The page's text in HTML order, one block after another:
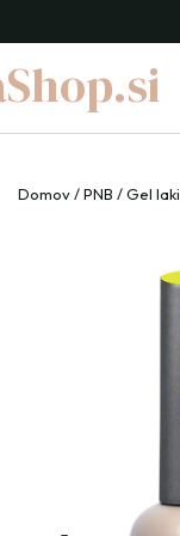
Domov/PNB /Gel laki